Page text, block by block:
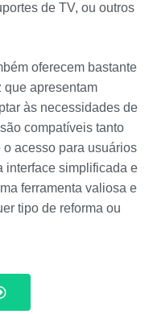
de TV, ou outros
oferecem bastante
que apresentam
às necessidades de
compatíveis tanto
acesso para usuários
interface simplificada e
ferramenta valiosa e
tipo de reforma ou